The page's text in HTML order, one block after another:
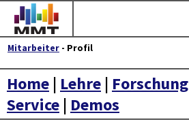
Mitarbeiter - Profil
Home | Lehre | Forschung
Service | Demos